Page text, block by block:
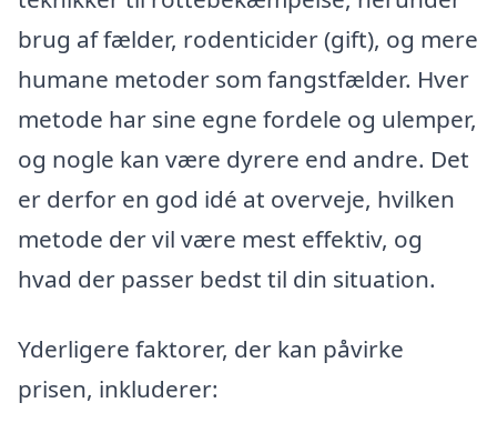
brug af fælder, rodenticider (gift), og mere
humane metoder som fangstfælder. Hver
metode har sine egne fordele og ulemper,
og nogle kan være dyrere end andre. Det
er derfor en god idé at overveje, hvilken
metode der vil være mest effektiv, og
hvad der passer bedst til din situation.
Yderligere faktorer, der kan påvirke
prisen, inkluderer: